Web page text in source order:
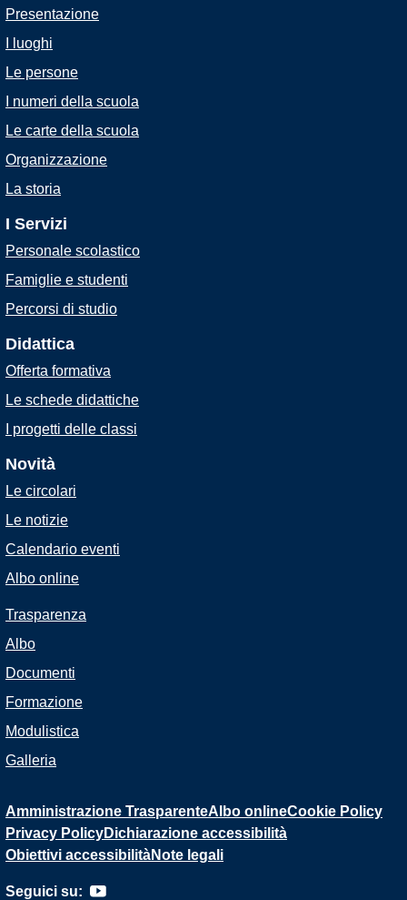
Presentazione
I luoghi
Le persone
I numeri della scuola
Le carte della scuola
Organizzazione
La storia
I Servizi
Personale scolastico
Famiglie e studenti
Percorsi di studio
Didattica
Offerta formativa
Le schede didattiche
I progetti delle classi
Novità
Le circolari
Le notizie
Calendario eventi
Albo online
Trasparenza
Albo
Documenti
Formazione
Modulistica
Galleria
Amministrazione TrasparenteAlbo onlineCookie Policy
Privacy PolicyDichiarazione accessibilità
Obiettivi accessibilitàNote legali
Seguici su: